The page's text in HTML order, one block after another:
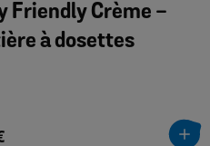
Friendly Crème -
à dosettes